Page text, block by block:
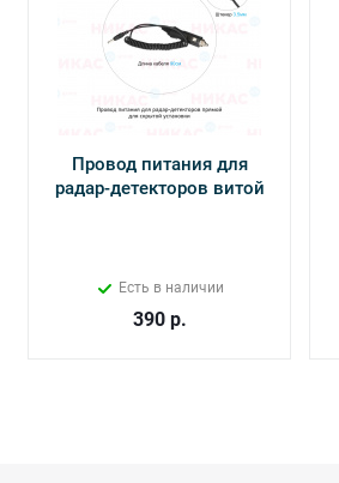
Провод питания для
радар-детекторов витой
Есть в наличии
390р.